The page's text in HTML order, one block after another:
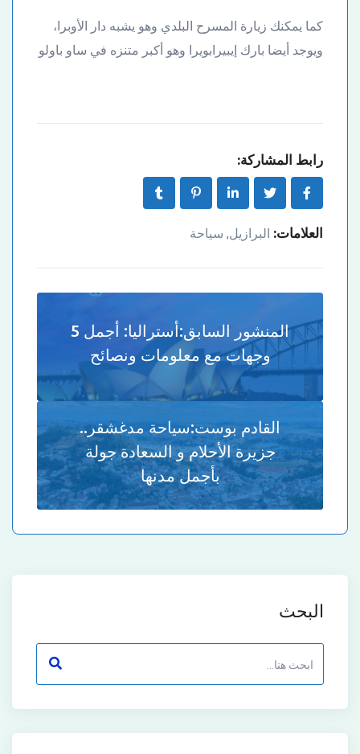
كما يمكنك زيارة المسرح البلدي وهو يشبه دار الأوبرا،
ويوجد أيضا بارك إيبيرابويرا وهو أكبر متنزه في ساو باولو
رابط المشاركة:
العلامات: البرازيل, سياحة
المنشور السابق:
أستراليا: أجمل 5
وجهات مع معلومات ونصائح
القادم بوست:سياحة مدغشقر..
جزيرة الأحلام و السعادة جولة
بأجمل مدنها
البحث